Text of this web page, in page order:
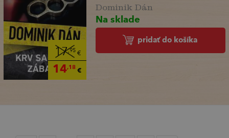
17,95€
14,18€
Dominik Dán
Na sklade
pridať do košíka